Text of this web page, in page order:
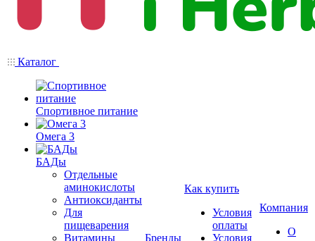
Каталог
Спортивное питание
Омега 3
БАДы
Отдельные
аминокислоты
Антиоксиданты
Для
пищеварения
Витамины
Бренды
Как купить
Условия
оплаты
Условия
Компания
О